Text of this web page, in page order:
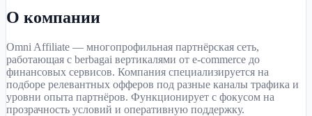
О компании
Omni Affiliate — многопрофильная партнёрская сеть,
работающая с berbagai вертикалями от e-commerce до
финансовых сервисов. Компания специализируется на
подборе релевантных офферов под разные каналы трафика и
уровни опыта партнёров. Функционирует с фокусом на
прозрачность условий и оперативную поддержку.